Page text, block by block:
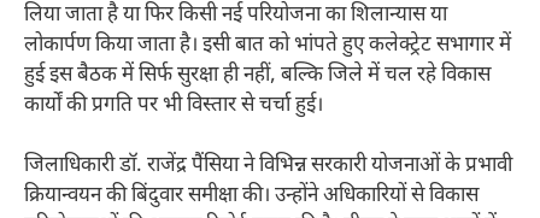
लिया जाता है या फिर किसी नई परियोजना का शिलान्यास या
लोकार्पण किया जाता है। इसी बात को भांपते हुए कलेक्ट्रेट सभागार में
हुई इस बैठक में सिर्फ सुरक्षा ही नहीं, बल्कि जिले में चल रहे विकास
कार्यों की प्रगति पर भी विस्तार से चर्चा हुई।
जिलाधिकारी डॉ. राजेंद्र पैंसिया ने विभिन्न सरकारी योजनाओं के प्रभावी
क्रियान्वयन की बिंदुवार समीक्षा की। उन्होंने अधिकारियों से विकास